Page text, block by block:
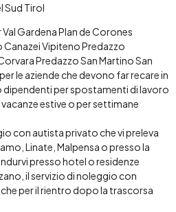
Sud Tirol
Gardena Plan de Corones
Canazei Vipiteno Predazzo
Predazzo San Martino San
le aziende che devono far recare in
per spostamenti di lavoro
estive o per settimane
con autista privato che vi preleva
Linate, Malpensa o presso la
presso hotel o residenze
il servizio di noleggio con
per il rientro dopo la trascorsa